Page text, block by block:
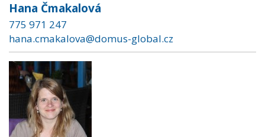
Hana Čmakalová
775 971 247
hana.cmakalova@domus-global.cz